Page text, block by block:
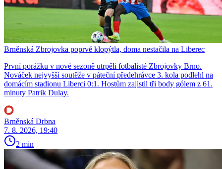
Brněnská Zbrojovka poprvé klopýtla, doma nestačila na Liberec
První porážku v nové sezoně utrpěli fotbalisté Zbrojovky Brno.
Nováček nejvyšší soutěže v páteční předehrávce 3. kola podlehl na
domácím stadionu Liberci 0:1. Hostům zajistil tři body gólem z 61.
minuty Patrik Dulay.
Brněnská Drbna
7. 8. 2026, 19:40
2 min